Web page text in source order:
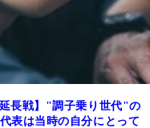
長戦】"調子乗り世代"の
表は当時の自分にとって